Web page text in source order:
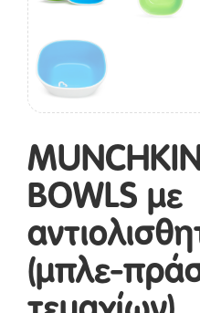
BOWLS με
(μπλε-